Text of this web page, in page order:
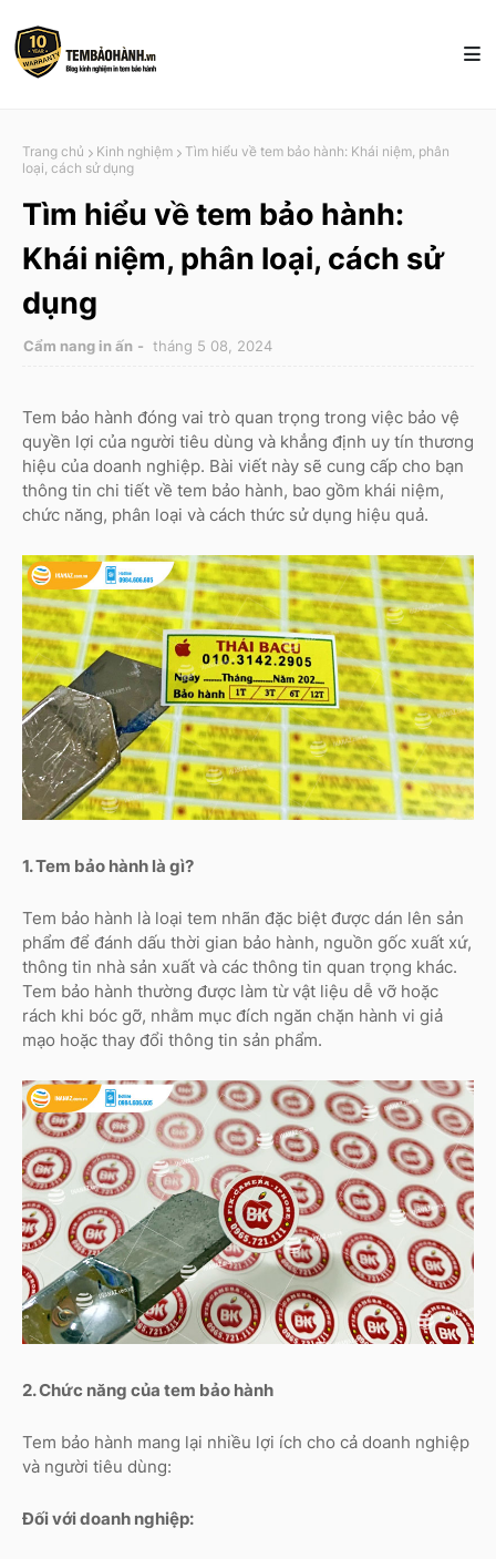
Trang chủ Kinh nghiệm
Tìm hiểu về tem bảo hành: Khái niệm, phân
loại, cách sử dụng
Tìm hiểu về tem bảo hành:
Khái niệm, phân loại, cách sử
dụng
Cẩm nang in ấn tháng 5 08, 2024
Tem bảo hành đóng vai trò quan trọng trong việc bảo vệ
quyền lợi của người tiêu dùng và khẳng định uy tín thương
hiệu của doanh nghiệp. Bài viết này sẽ cung cấp cho bạn
thông tin chi tiết về tem bảo hành, bao gồm khái niệm,
chức năng, phân loại và cách thức sử dụng hiệu quả.
1. Tem bảo hành là gì?
Tem bảo hành là loại tem nhãn đặc biệt được dán lên sản
phẩm để đánh dấu thời gian bảo hành, nguồn gốc xuất xứ,
thông tin nhà sản xuất và các thông tin quan trọng khác.
Tem bảo hành thường được làm từ vật liệu dễ vỡ hoặc
rách khi bóc gỡ, nhằm mục đích ngăn chặn hành vi giả
mạo hoặc thay đổi thông tin sản phẩm.
2. Chức năng của tem bảo hành
Tem bảo hành mang lại nhiều lợi ích cho cả doanh nghiệp
và người tiêu dùng:
Đối với doanh nghiệp: